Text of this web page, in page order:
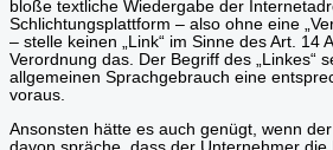
bloße textliche Wiedergabe der
Schlichtungsplattform – also ohne eine
– stelle keinen „Link“ im Sinne des Art. 14
Verordnung das. Der Begriff des „Linkes“
allgemeinen Sprachgebrauch eine
voraus.
Ansonsten hätte es auch genügt, wenn